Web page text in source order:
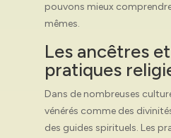
pouvons mieux
mêmes.
Les ancêtres
pratiques
Dans de nombreuses
vénérés comme des
des guides spirituels. Les